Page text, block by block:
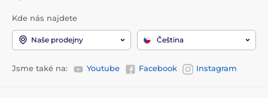
Kde nás najdete
Naše prodejny Čeština
Jsme také na: Youtube Facebook Instagram